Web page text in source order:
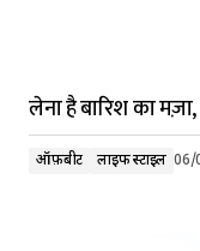
लेना है बारिश का
ऑफ़बीट लाइफ स्टाइल 06/